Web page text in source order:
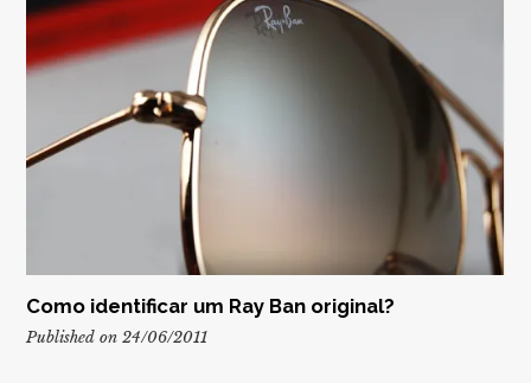
Como identificar um Ray Ban original?
Published on 24/06/2011